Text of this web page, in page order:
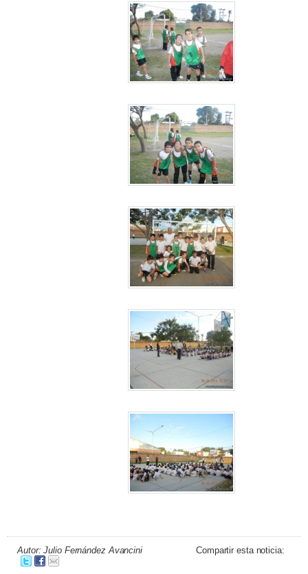
Autor: Julio Fernández Avancini Compartir esta noticia: